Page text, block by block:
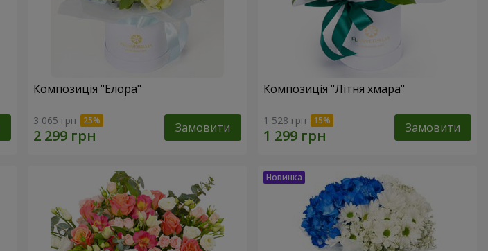
Композиція "Елора"
3 065 грн Замовити
Композиція "Літня хмара"
1 528 грн Замовити